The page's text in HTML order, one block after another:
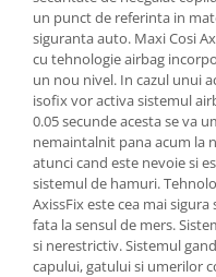
un punct de referinta in
siguranta auto. Maxi Cosi
cu tehnologie airbag
un nou nivel. In cazul unui
isofix vor activa sistemul
0.05 secunde acesta se va
nemaintalnit pana acum la
atunci cand este nevoie si
sistemul de hamuri.
AxissFix este cea mai
fata la sensul de mers.
si nerestrictiv. Sistemul
capului, gatului si umerilor